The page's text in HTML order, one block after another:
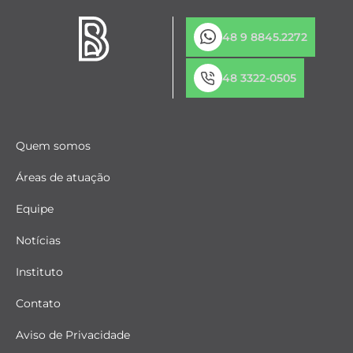
48 9 8845.2272
48 3322-0505
Quem somos
Áreas de atuação
Equipe
Notícias
Instituto
Contato
Aviso de Privacidade